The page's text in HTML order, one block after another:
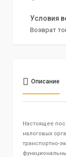
возврат
Описание
Настоящее
налоговых
транспортно-